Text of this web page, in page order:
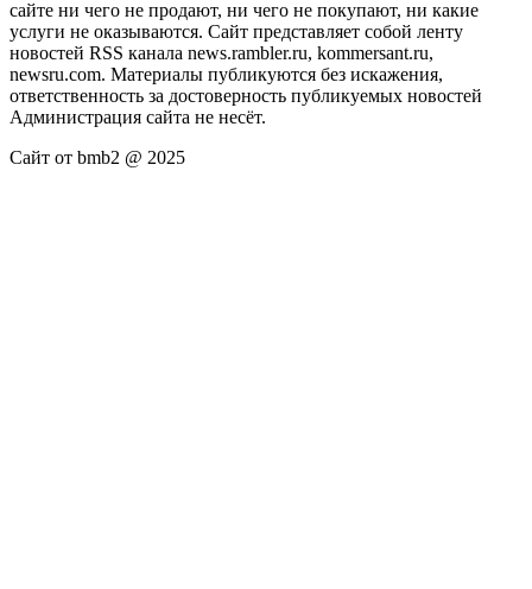
сайте ни чего не продают, ни чего не покупают, ни какие
услуги не оказываются. Сайт представляет собой ленту
новостей RSS канала news.rambler.ru, kommersant.ru,
newsru.com. Материалы публикуются без искажения,
ответственность за достоверность публикуемых новостей
Администрация сайта не несёт.
Сайт от bmb2 @ 2025